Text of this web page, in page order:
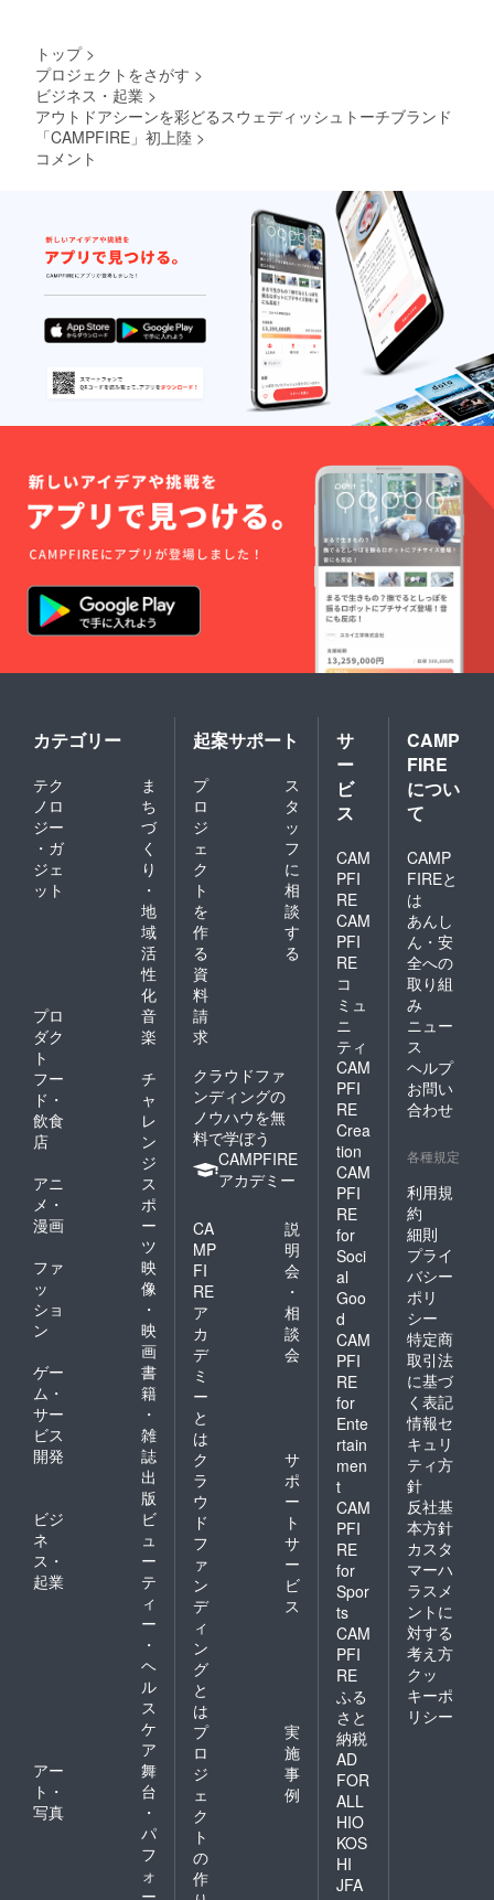
ｃｍ ■
おまけ
ク燃
料）付
■燃焼時
間…約
２時間
～３時
間 ※商
品写真
はイ
メージ
です。
天然素
材の為
１本１
りま
す。ご
了承下
さい。
トーチ
として
もお勧
めいた
しま
す。 ■
樹種：
バーチ
■サイ
ズ
直径：
約１８
～２３
ｃｍ
約３０
ｃｍ ■
おまけ
着火材
（オー
ク燃
料）付
■燃焼時
間…約
～３時
はイ
メージ
です。
天然素
材の為
１本１
本形状
りま
す。ご
了承下
さい。
ブの原
やすい
構造と
なって
おりま
す。立
ち上が
る炎は
まさに
ワイル
ド！
キャン
プやア
ウトド
アパー
げま
す。ま
た、ス
ウェ
ディッ
シュ
トーチ
は災害
備蓄ア
イテム
もお勧
す。 ■
樹種：
オーク
■サイ
ズ
直径：
約１８
ｃｍ
高さ：
約３０
ｃｍ ■
おまけ
着火材
（オー
ガニッ
ク燃
料）付
■燃焼時
間…約
２時間
～３時
品写真
メージ
です。
天然素
材の為
１本１
本形状
は異な
りま
す。ご
了承下
さい。
穴を開
す。空
気を取
り込み
やす
く、ま
た煙突
効果
（ロ
ケット
ストー
ブの原
理）に
より、
構造と
なって
おりま
す。立
ち上が
る炎は
まさに
ワイル
ド！
ウトド
盛り上
げま
す。ま
た、ス
ウェ
ディッ
は災害
備蓄ア
イテム
として
もお勧
めいた
しま
す。 ■
樹種：
パイン
■サイ
ズ
直径：
約１８
～２３
約３０
ｃｍ ■
おまけ
着火材
（オー
ガニッ
ク燃
料）付
■燃焼時
間…約
２時間
～３時
間 ※商
品写真
メージ
です。
天然素
材の為
１本１
本形状
は異な
す。ご
了承下
さい。
スウェ
ディッ
はその
まま！
暖を
取った
り、ケ
トルや
スキ
レット
を直接
乗せれ
ばコン
ロに早
変わ
り。火
徳、薪
の３役
を兼ね
備え、
万能さ
とシン
プルさ
がカッ
コイイ
ム。６
つの切
り込み
面に空
気を取
り込む
（口）
け、上
と続い
ていま
す。空
気を取
り込み
やす
く、ま
た煙突
効果
（ロ
ケット
ストー
ブの原
理）に
より、
着火し
構造と
おりま
す。立
ち上が
る炎は
まさに
ワイル
ド！
キャン
プやア
ウトド
アパー
ティを
盛り上
げま
す。ま
た、ス
ディッ
シュ
トーチ
は災害
備蓄ア
イテム
として
もお勧
めいた
しま
す。 ■
樹種：
バーチ
■サイ
トップ >
プロジェクトをさがす >
ビジネス・起業 >
アウトドアシーンを彩どるスウェディッシュトーチブランド
「CAMPFIRE」初上陸 >
コメント
カテゴリー
テク
ノロ
ジー
・ガ
ジェ
ット
ま
ち
づ
く
り
・
地
域
活
性
化
プロ
ダク
ト
音
楽
フー
ド・
飲食
店
チ
ャ
レ
ン
ジ
アニ
メ・
漫画
ス
ポ
ー
ツ
ファ
ッ
ショ
ン
映
像
・
映
画
ゲー
ム・
サー
ビス
開発
書
籍
・
雑
誌
出
版
ビジ
ネ
ス・
起業
ビ
ュ
ー
テ
ィ
ー
・
ヘ
ル
ス
ケ
ア
アー
ト・
写真
舞
台
・
パ
フ
ォ
ー
起案サポート
プ
ロ
ジ
ェ
ク
ト
を
作
る
ス
タ
ッ
フ
に
相
談
す
る
資
料
請
求
クラウドファ
ンディングの
ノウハウを無
料で学ぼう
CAMPFIRE
アカデミー
CA
MP
FI
RE
ア
カ
デ
ミ
ー
と
は
説
明
会
・
相
談
会
ク
ラ
ウ
ド
フ
ァ
ン
デ
ィ
ン
グ
と
は
サ
ポ
ー
ト
サ
ー
ビ
ス
プ
ロ
ジ
ェ
ク
ト
の
作
実
施
事
例
サ
ー
ビ
ス
CAM
PFI
RE
CAM
PFI
RE
コ
ミュ
ニ
ティ
CAM
PFI
RE
Crea
tion
CAM
PFI
RE
for
Soci
al
Goo
d
CAM
PFI
RE
for
Ente
rtain
men
t
CAM
PFI
RE
for
Spor
ts
CAM
PFI
RE
ふる
さと
納税
AD
FOR
ALL
HIO
KOS
HI
JFA
CAMP
FIRE
につい
て
CAMP
FIREと
は
あんし
ん・安
全への
取り組
み
ニュー
ス
ヘルプ
お問い
合わせ
各種規定
利用規
約
細則
プライ
バシー
ポリ
シー
特定商
取引法
に基づ
く表記
情報セ
キュリ
ティ方
針
反社基
本方針
カスタ
マーハ
ラスメ
ントに
対する
考え方
クッ
キーポ
リシー